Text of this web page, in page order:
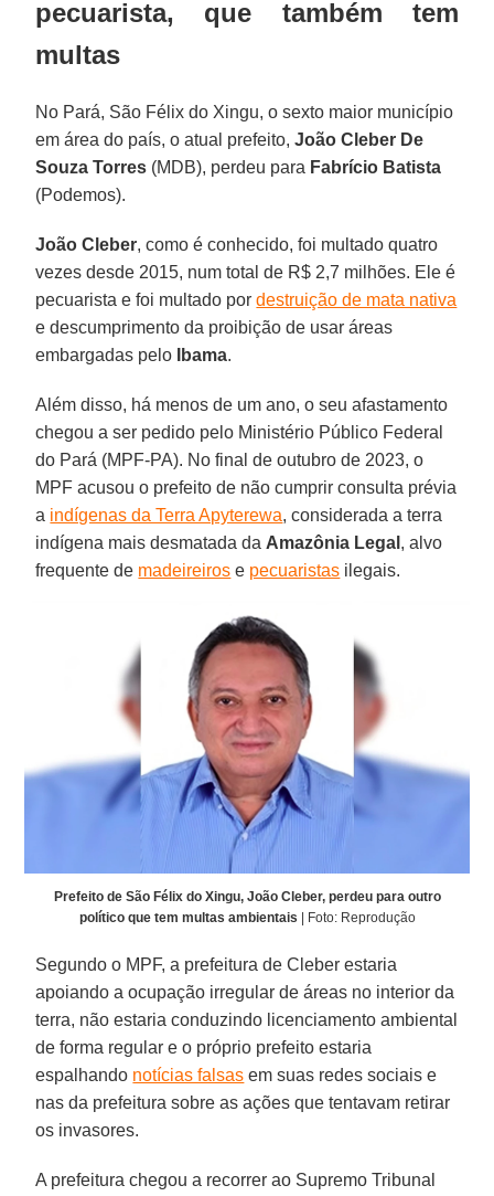
pecuarista, que também tem
multas
No Pará, São Félix do Xingu, o sexto maior município
em área do país, o atual prefeito,João Cleber De
Souza Torres (MDB), perdeu para Fabrício Batista
(Podemos).
João Cleber, como é conhecido, foi multado quatro
vezes desde 2015, num total de R$ 2,7 milhões. Ele é
pecuarista e foi multado pordestruição de mata nativa
e descumprimento da proibição de usar áreas
embargadas pelo
Ibama.
Além disso, há menos de um ano, o seu afastamento
chegou a ser pedido pelo Ministério Público Federal
do Pará (MPF-PA). No final de outubro de 2023, o
MPF acusou o prefeito de não cumprir consulta prévia
a indígenas da Terra Apyterewa, considerada a terra
indígena mais desmatada da Amazônia Legal , alvo
frequente de madeireiros e pecuaristas ilegais.
Prefeito de São Félix do Xingu, João Cleber, perdeu para outro
político que tem multas ambientais | Foto: Reprodução
Segundo o MPF, a prefeitura de Cleber estaria
apoiando a ocupação irregular de áreas no interior da
terra, não estaria conduzindo licenciamento ambiental
de forma regular e o próprio prefeito estaria
espalhando notícias falsas em suas redes sociais e
nas da prefeitura sobre as ações que tentavam retirar
os invasores.
A prefeitura chegou a recorrer ao Supremo Tribunal